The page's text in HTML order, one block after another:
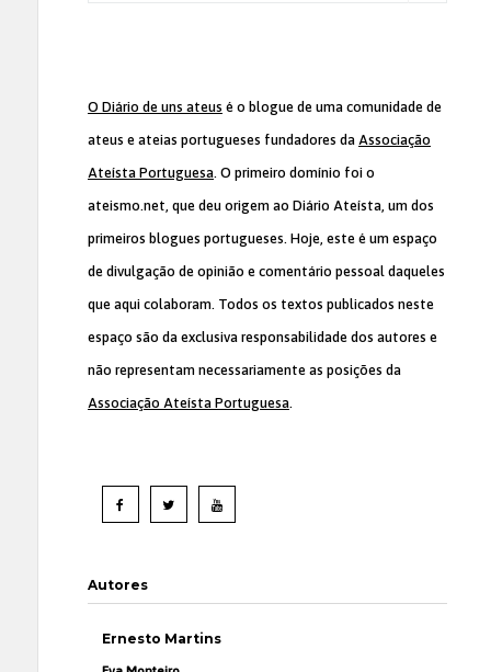
O Diário de uns ateus é o blogue de uma comunidade de
ateus e ateias portugueses fundadores da Associação
Ateísta Portuguesa. O primeiro domínio foi o
ateismo.net, que deu origem ao Diário Ateísta, um dos
primeiros blogues portugueses. Hoje, este é um espaço
de divulgação de opinião e comentário pessoal daqueles
que aqui colaboram. Todos os textos publicados neste
espaço são da exclusiva responsabilidade dos autores e
não representam necessariamente as posições da
Associação Ateísta Portuguesa.
Autores
Ernesto Martins